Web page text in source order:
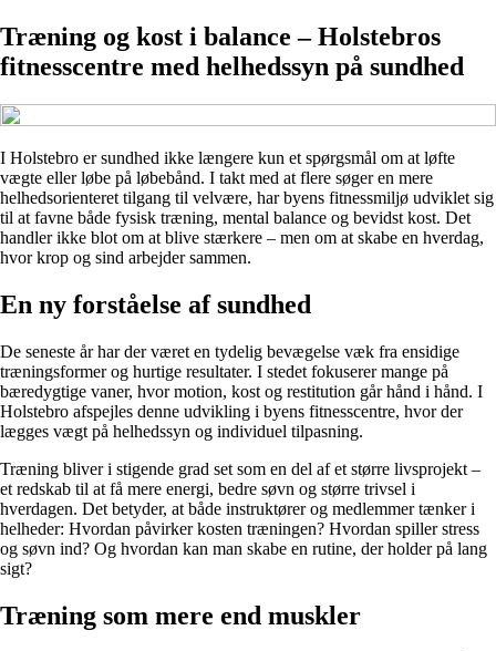
Træning og kost i balance – Holstebros
fitnesscentre med helhedssyn på sundhed
I Holstebro er sundhed ikke længere kun et spørgsmål om at løfte
vægte eller løbe på løbebånd. I takt med at flere søger en mere
helhedsorienteret tilgang til velvære, har byens fitnessmiljø udviklet sig
til at favne både fysisk træning, mental balance og bevidst kost. Det
handler ikke blot om at blive stærkere – men om at skabe en hverdag,
hvor krop og sind arbejder sammen.
En ny forståelse af sundhed
De seneste år har der været en tydelig bevægelse væk fra ensidige
træningsformer og hurtige resultater. I stedet fokuserer mange på
bæredygtige vaner, hvor motion, kost og restitution går hånd i hånd. I
Holstebro afspejles denne udvikling i byens fitnesscentre, hvor der
lægges vægt på helhedssyn og individuel tilpasning.
Træning bliver i stigende grad set som en del af et større livsprojekt –
et redskab til at få mere energi, bedre søvn og større trivsel i
hverdagen. Det betyder, at både instruktører og medlemmer tænker i
helheder: Hvordan påvirker kosten træningen? Hvordan spiller stress
og søvn ind? Og hvordan kan man skabe en rutine, der holder på lang
sigt?
Træning som mere end muskler